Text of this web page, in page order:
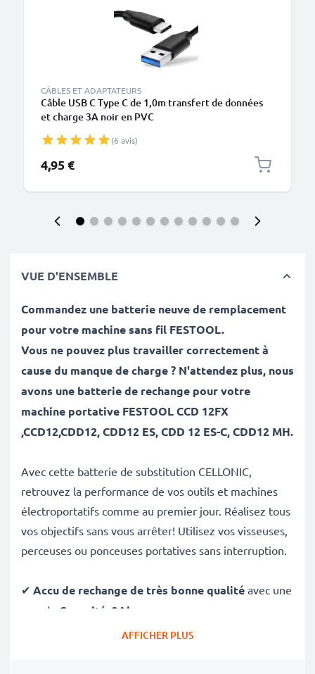
CÂBLES ET ADAPTATEURS
Câble USB C Type C de 1,0m transfert de données
et charge 3A noir en PVC
(6 avis)
4,95 €
VUE D'ENSEMBLE
Commandez une batterie neuve de remplacement
pour votre machine sans fil FESTOOL.
Vous ne pouvez plus travailler correctement à
cause du manque de charge ? N'attendez plus, nous
avons une batterie de rechange pour votre
machine portative FESTOOL CCD 12FX
,CCD12,CDD12, CDD12 ES, CDD 12 ES-C, CDD12 MH.
Avec cette batterie de substitution CELLONIC,
retrouvez la performance de vos outils et machines
électroportatifs comme au premier jour. Réalisez tous
vos objectifs sans vous arrêter! Utilisez vos visseuses,
perceuses ou ponceuses portatives sans interruption.
✔ Accu de rechange de très bonne qualité avec une
grande Capacité: 3Ah
Longue durée de vie avec sa Technologie NiMH
AFFICHER PLUS